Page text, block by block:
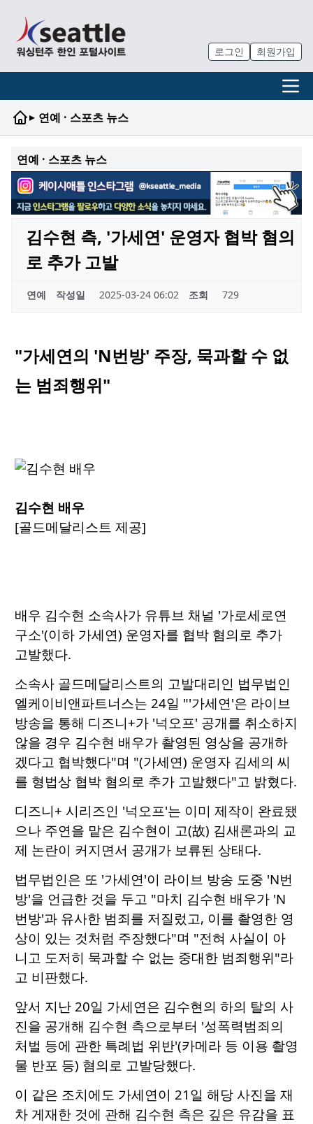
로그인 회원가입
▸ 연예 · 스포츠 뉴스
연예 · 스포츠 뉴스
김수현 측, '가세연' 운영자 협박 혐의
로 추가 고발
연예 작성일 2025-03-24 06:02 조회 729
"가세연의 'N번방' 주장, 묵과할 수 없
는 범죄행위"
김수현 배우
[골드메달리스트 제공]
배우 김수현 소속사가 유튜브 채널 '가로세로연
구소'(이하 가세연) 운영자를 협박 혐의로 추가
고발했다.
소속사 골드메달리스트의 고발대리인 법무법인
엘케이비앤파트너스는 24일 "'가세연'은 라이브
방송을 통해 디즈니+가 '넉오프' 공개를 취소하지
않을 경우 김수현 배우가 촬영된 영상을 공개하
겠다고 협박했다"며 "(가세연) 운영자 김세의 씨
를 형법상 협박 혐의로 추가 고발했다"고 밝혔다.
디즈니+ 시리즈인 '넉오프'는 이미 제작이 완료됐
으나 주연을 맡은 김수현이 고(故) 김새론과의 교
제 논란이 커지면서 공개가 보류된 상태다.
법무법인은 또 '가세연'이 라이브 방송 도중 'N번
방'을 언급한 것을 두고 "마치 김수현 배우가 'N
번방'과 유사한 범죄를 저질렀고, 이를 촬영한 영
상이 있는 것처럼 주장했다"며 "전혀 사실이 아
니고 도저히 묵과할 수 없는 중대한 범죄행위"라
고 비판했다.
앞서 지난 20일 가세연은 김수현의 하의 탈의 사
진을 공개해 김수현 측으로부터 '성폭력범죄의
처벌 등에 관한 특례법 위반'(카메라 등 이용 촬영
물 반포 등) 혐의로 고발당했다.
이 같은 조치에도 가세연이 21일 해당 사진을 재
차 게재한 것에 관해 김수현 측은 깊은 유감을 표